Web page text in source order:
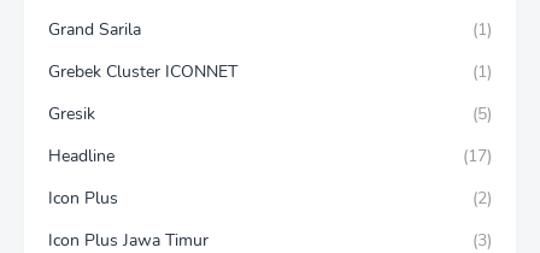
Grand Sarila
(1)
Grebek Cluster ICONNET
(1)
Gresik
(5)
Headline
(17)
Icon Plus
(2)
Icon Plus Jawa Timur
(3)